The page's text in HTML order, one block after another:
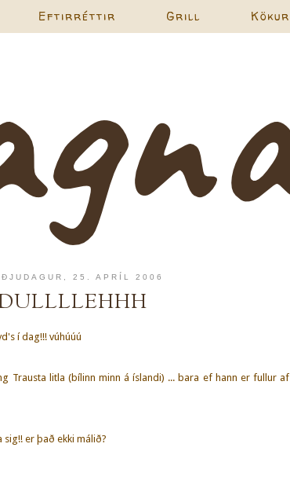
Eftirréttir Grill Kökur
25. APRÍL 2006
í dag!!! vúhúúú
Trausta litla (bílinn minn á íslandi) ... bara ef hann er fullur af
er það ekki málið?